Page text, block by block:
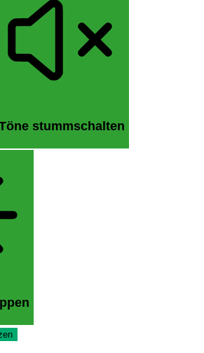
stummschalten